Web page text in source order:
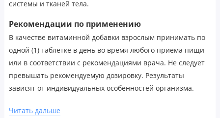
системы и тканей тела.
Рекомендации по применению
В качестве витаминной добавки взрослым принимать по
одной (1) таблетке в день во время любого приема пищи
или в соответствии с рекомендациями врача. Не следует
превышать рекомендуемую дозировку. Результаты
зависят от индивидуальных особенностей организма.
Предупреждения
Читать дальше